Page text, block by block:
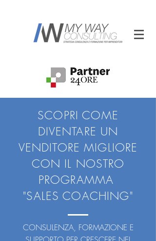
SCOPRI COME
DIVENTARE UN
VENDITORE MIGLIORE
CON IL NOSTRO
PROGRAMMA
"SALES COACHING"
CONSULENZA, FORMAZIONE E